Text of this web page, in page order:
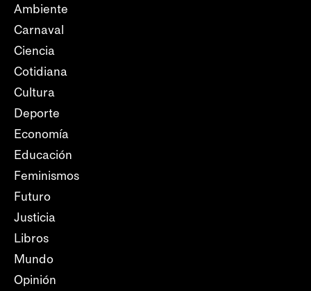
Ambiente
Carnaval
Ciencia
Cotidiana
Cultura
Deporte
Economía
Educación
Feminismos
Futuro
Justicia
Libros
Mundo
Opinión